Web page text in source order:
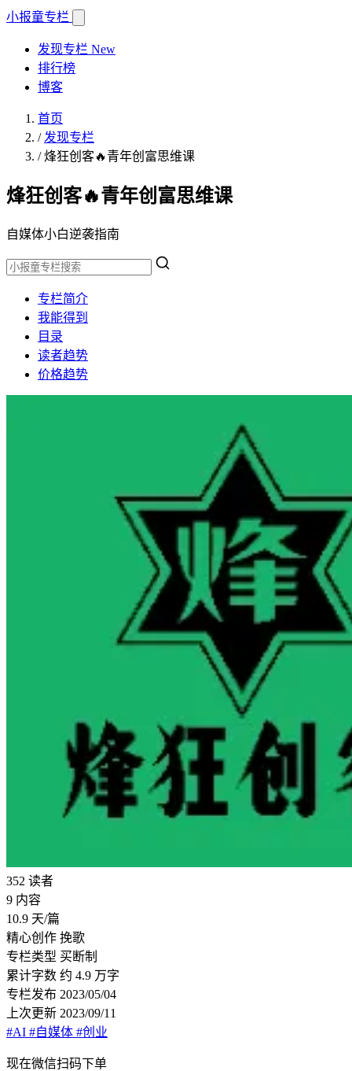
小报童专栏
发现专栏 New
排行榜
博客
首页
/ 发现专栏
/烽狂创客🔥青年创富思维课
烽狂创客🔥青年创富思维课
自媒体小白逆袭指南
专栏简介
我能得到
目录
读者趋势
价格趋势
352 读者
9 内容
10.9 天/篇
精心创作 挽歌
专栏类型 买断制
累计字数 约 4.9 万字
专栏发布 2023/05/04
上次更新 2023/09/11
#AI #自媒体 #创业
现在微信扫码下单